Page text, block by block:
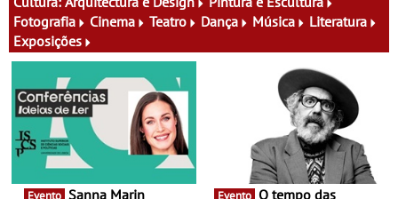
família e muito mais
Fotografia
Cinema Teatro Dança Música
Literatura
Exposições